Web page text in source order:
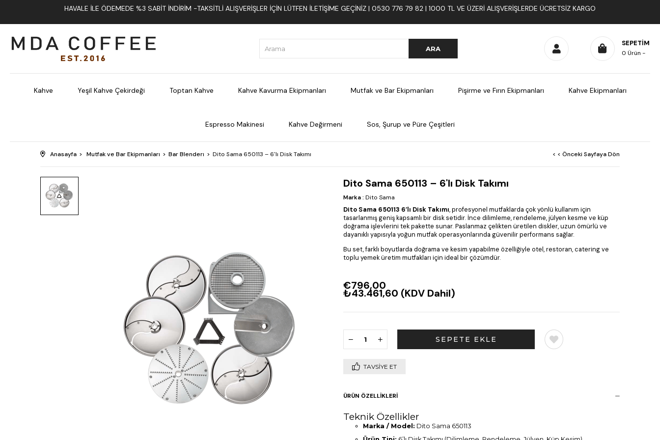
HAVALE İLE ÖDEMEDE %3 SABIT İNDIRIM -TAKSITLI ALIŞVERIŞLER İÇIN LÜTFEN ILETIŞIME GEÇINIZ | 0530 776 79 82 | 1000 TL VE ÜZERI ALIŞVERIŞLERDE ÜCRETSIZ KARGO
SEPETIM
0 Ürün
Kahve Yeşil Kahve Çekirdeği Toptan Kahve Kahve Kavurma Ekipmanları Mutfak ve Bar Ekipmanları Pişirme ve Fırın Ekipmanları Kahve Ekipmanları
Espresso Makinesi Kahve Değirmeni Sos, Şurup ve Püre Çeşitleri
Anasayfa Mutfak ve Bar Ekipmanları Bar Blenderı Dito Sama 650113 – 6'lı Disk Takımı < < Önceki Sayfaya Dön
Dito Sama 650113 – 6'lı Disk Takımı
Marka: Dito Sama
Dito Sama 650113 6’lı Disk Takımı, profesyonel mutfaklarda çok yönlü kullanım için
tasarlanmış geniş kapsamlı bir disk setidir. İnce dilimleme, rendeleme, jülyen kesme ve küp
doğrama işlevlerini tek pakette sunar. Paslanmaz çelikten üretilen diskler, uzun ömürlü ve
dayanıklı yapısıyla yoğun mutfak operasyonlarında güvenilir performans sağlar.
Bu set, farklı boyutlarda doğrama ve kesim yapabilme özelliğiyle otel, restoran, catering ve
toplu yemek üretim mutfakları için ideal bir çözümdür.
€796,00
₺43.461,60 (KDV Dahil)
TAVSIYE ET
ÜRÜN ÖZELLIKLERI
Teknik Özellikler
Marka / Model: Dito Sama 650113